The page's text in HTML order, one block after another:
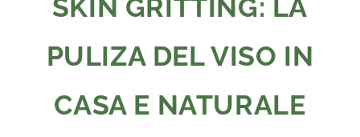
SKIN GRITTING: LA
PULIZA DEL VISO IN
CASA E NATURALE